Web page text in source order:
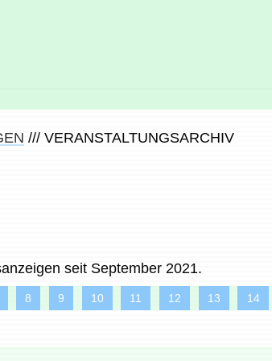
///VERANSTALTUNGSARCHIV
seit September 2021.
8 9 10 11 12 13 14